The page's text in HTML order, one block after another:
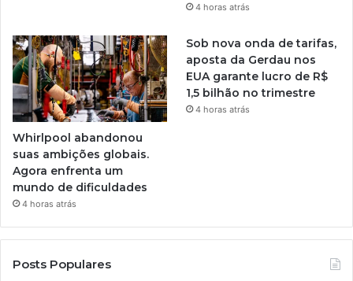
4 horas atrás
Whirlpool abandonou
suas ambições globais.
Agora enfrenta um
mundo de dificuldades
4 horas atrás
Sob nova onda de tarifas,
aposta da Gerdau nos
EUA garante lucro de R$
1,5 bilhão no trimestre
4 horas atrás
Posts Populares